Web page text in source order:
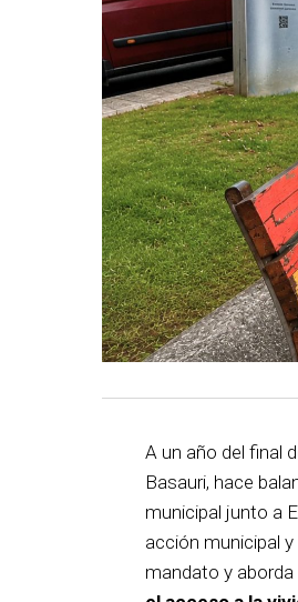
A un año del final
Basauri, hace
municipal junto a
acción municipal
mandato y